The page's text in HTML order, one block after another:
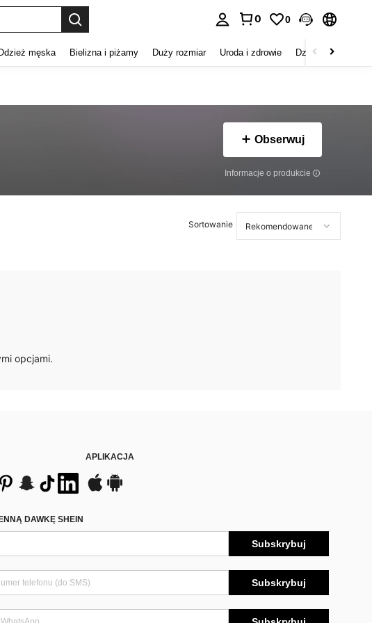
0 0
męska Bielizna i piżamy Duży rozmiar Uroda i zdrowie Dzieci
Obserwuj
Informacje o produkcie
Sortowanie
opcjami.
APLIKACJA
DAWKĘ SHEIN
Subskrybuj
Subskrybuj